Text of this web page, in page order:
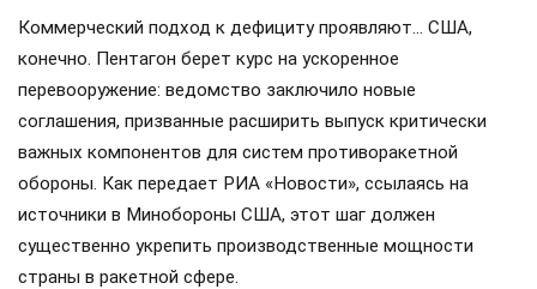
Коммерческий подход к дефициту проявляют… США,
конечно. Пентагон берет курс на ускоренное
перевооружение: ведомство заключило новые
соглашения, призванные расширить выпуск критически
важных компонентов для систем противоракетной
обороны. Как передает РИА «Новости», ссылаясь на
источники в Минобороны США, этот шаг должен
существенно укрепить производственные мощности
страны в ракетной сфере.